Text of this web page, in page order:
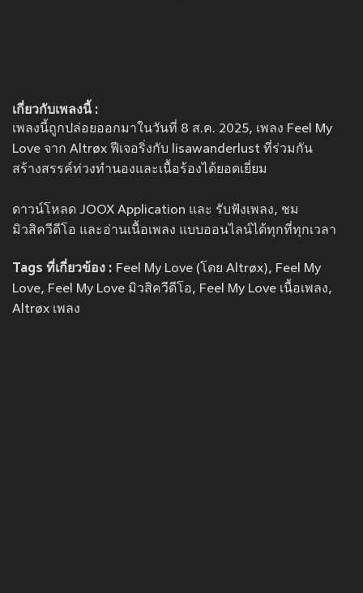
เกี่ยวกับเพลงนี้ :
เพลงนี้ถูกปล่อยออกมาในวันที่ 8 ส.ค. 2025, เพลง Feel My
Love จาก Altrøx ฟีเจอริ่งกับ lisawanderlust ที่ร่วมกัน
สร้างสรรค์ท่วงทำนองและเนื้อร้องได้ยอดเยี่ยม
ดาวน์โหลด JOOX Application และ รับฟังเพลง, ชม
มิวสิควีดีโอ และอ่านเนื้อเพลง แบบออนไลน์ได้ทุกที่ทุกเวลา
Tags ที่เกี่ยวข้อง : Feel My Love (โดย Altrøx), Feel My
Love, Feel My Love มิวสิควีดีโอ, Feel My Love เนื้อเพลง,
Altrøx เพลง